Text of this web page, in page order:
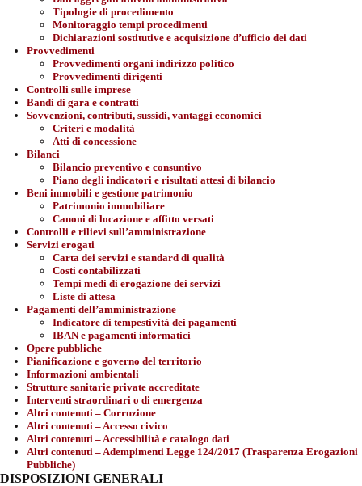
Tipologie di procedimento
Monitoraggio tempi procedimenti
Dichiarazioni sostitutive e acquisizione d’ufficio dei dati
Provvedimenti
Provvedimenti organi indirizzo politico
Provvedimenti dirigenti
Controlli sulle imprese
Bandi di gara e contratti
Sovvenzioni, contributi, sussidi, vantaggi economici
Criteri e modalità
Atti di concessione
Bilanci
Bilancio preventivo e consuntivo
Piano degli indicatori e risultati attesi di bilancio
Beni immobili e gestione patrimonio
Patrimonio immobiliare
Canoni di locazione e affitto versati
Controlli e rilievi sull’amministrazione
Servizi erogati
Carta dei servizi e standard di qualità
Costi contabilizzati
Tempi medi di erogazione dei servizi
Liste di attesa
Pagamenti dell’amministrazione
Indicatore di tempestività dei pagamenti
IBAN e pagamenti informatici
Opere pubbliche
Pianificazione e governo del territorio
Informazioni ambientali
Strutture sanitarie private accreditate
Interventi straordinari o di emergenza
Altri contenuti – Corruzione
Altri contenuti – Accesso civico
Altri contenuti – Accessibilità e catalogo dati
Altri contenuti – Adempimenti Legge 124/2017 (Trasparenza Erogazioni
Pubbliche)
DISPOSIZIONI GENERALI